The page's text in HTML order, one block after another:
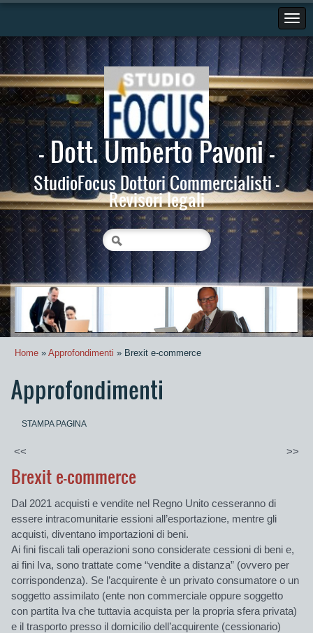
- Dott. Umberto Pavoni -
StudioFocus Dottori Commercialisti -
Revisori legali
Home » Approfondimenti » Brexit e-commerce
Approfondimenti
STAMPA PAGINA
<< >>
Brexit e-commerce
Dal 2021 acquisti e vendite nel Regno Unito cesseranno di
essere intracomunitarie essioni all’esportazione, mentre gli
acquisti, diventano importazioni di beni.
Ai fini fiscali tali operazioni sono considerate cessioni di beni e,
ai fini Iva, sono trattate come “vendite a distanza” (ovvero per
corrispondenza). Se l’acquirente è un privato consumatore o un
soggetto assimilato (ente non commerciale oppure soggetto
con partita Iva che tuttavia acquista per la propria sfera privata)
e il trasporto presso il domicilio dell’acquirente (cessionario)